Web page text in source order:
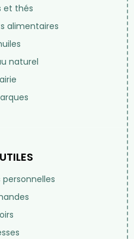
et thés
alimentaires
naturel